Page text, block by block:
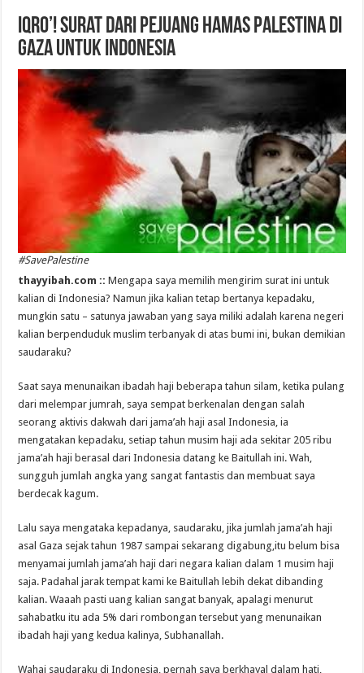
Iqro’! Surat dari Pejuang Hamas Palestina di
Gaza untuk Indonesia
#SavePalestine
thayyibah.com ::Mengapa saya memilih mengirim surat ini untuk
kalian di Indonesia? Namun jika kalian tetap bertanya kepadaku,
mungkin satu – satunya jawaban yang saya miliki adalah karena negeri
kalian berpenduduk muslim terbanyak di atas bumi ini, bukan demikian
saudaraku?
Saat saya menunaikan ibadah haji beberapa tahun silam, ketika pulang
dari melempar jumrah, saya sempat berkenalan dengan salah
seorang aktivis dakwah dari jama’ah haji asal Indonesia, ia
mengatakan kepadaku, setiap tahun musim haji ada sekitar 205 ribu
jama’ah haji berasal dari Indonesia datang ke Baitullah ini. Wah,
sungguh jumlah angka yang sangat fantastis dan membuat saya
berdecak kagum.
Lalu saya mengataka kepadanya, saudaraku, jika jumlah jama’ah haji
asal Gaza sejak tahun 1987 sampai sekarang digabung,itu belum bisa
menyamai jumlah jama’ah haji dari negara kalian dalam 1 musim haji
saja. Padahal jarak tempat kami ke Baitullah lebih dekat dibanding
kalian. Waaah pasti uang kalian sangat banyak, apalagi menurut
sahabatku itu ada 5% dari rombongan tersebut yang menunaikan
ibadah haji yang kedua kalinya, Subhanallah.
Wahai saudaraku di Indonesia, pernah saya berkhayal dalam hati,